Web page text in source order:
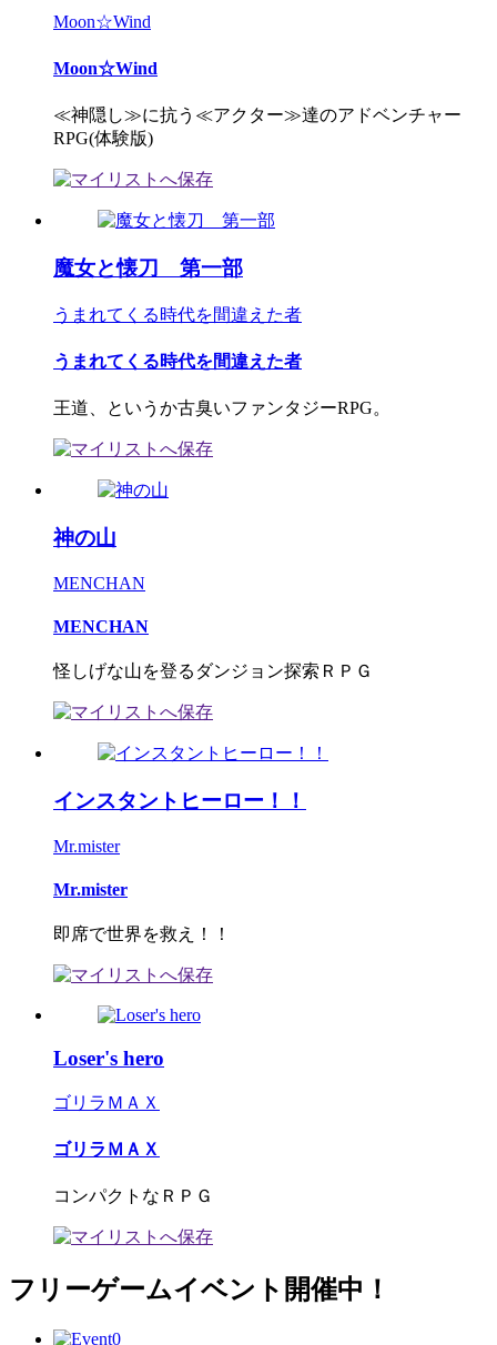
Moon☆Wind
Moon☆Wind
≪神隠し≫に抗う≪アクター≫達のアドベンチャー
RPG(体験版)
魔女と懐刀 第一部
うまれてくる時代を間違えた者
うまれてくる時代を間違えた者
王道、というか古臭いファンタジーRPG。
神の山
MENCHAN
MENCHAN
怪しげな山を登るダンジョン探索ＲＰＧ
インスタントヒーロー！！
Mr.mister
Mr.mister
即席で世界を救え！！
Loser's hero
ゴリラＭＡＸ
ゴリラＭＡＸ
コンパクトなＲＰＧ
フリーゲームイベント開催中！